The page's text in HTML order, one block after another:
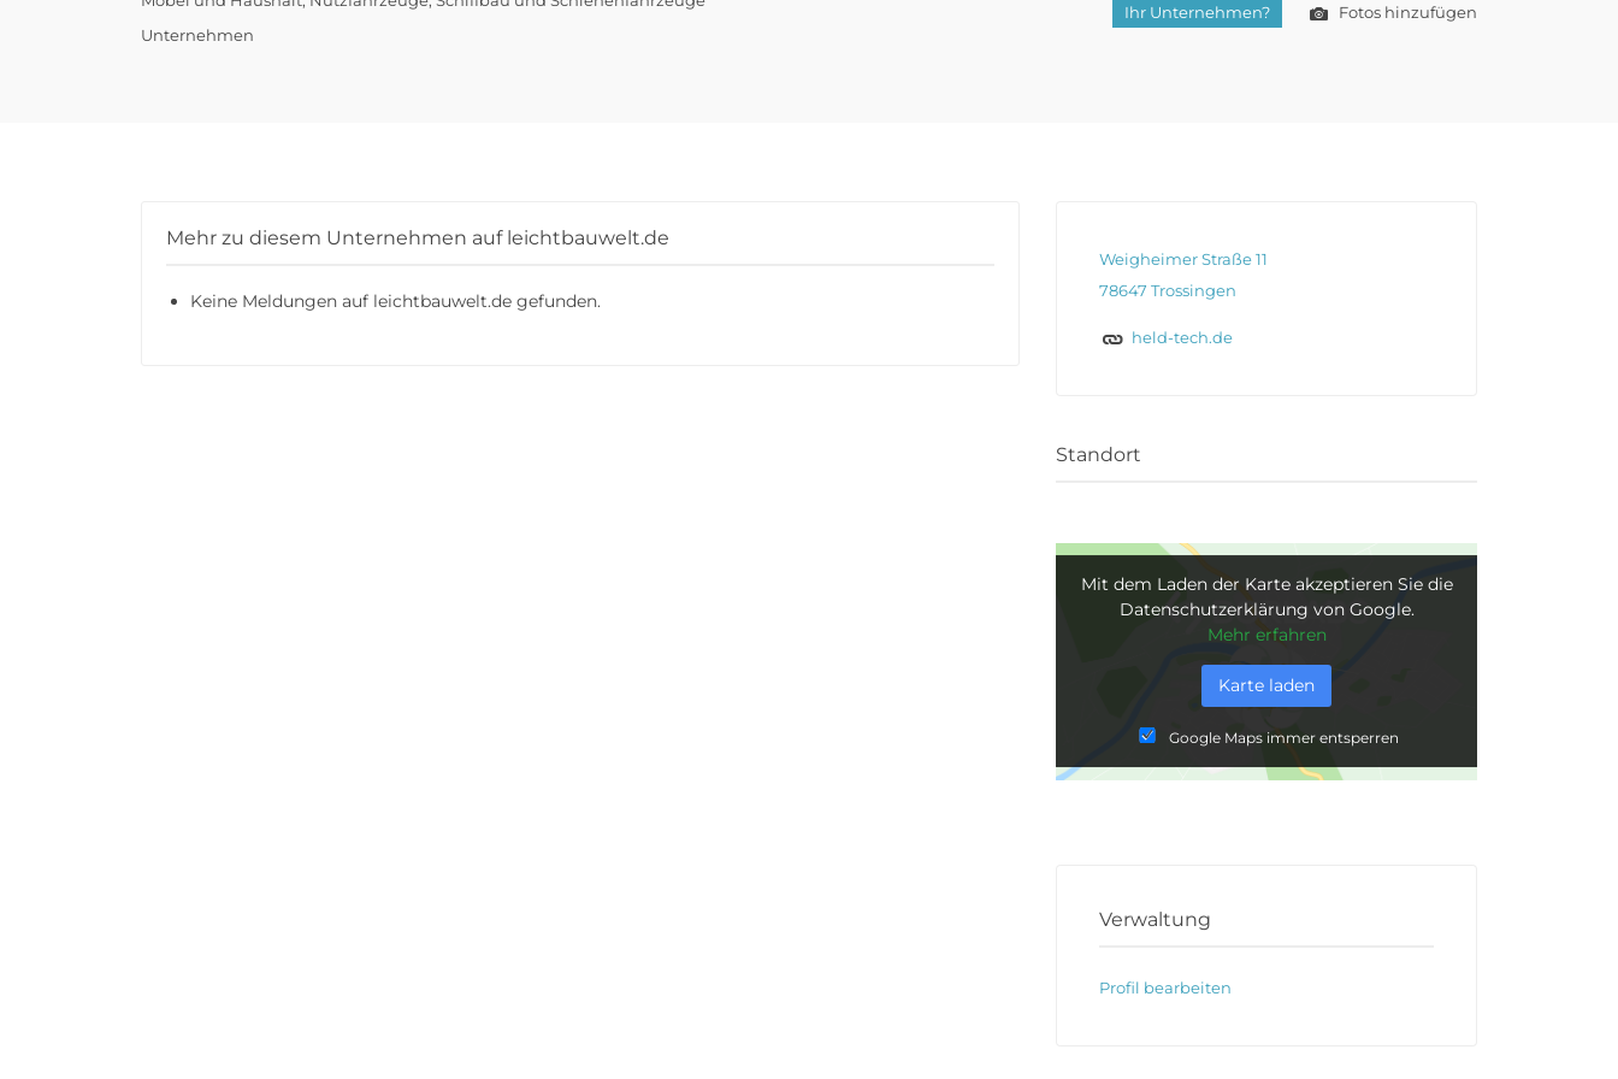
Unternehmen
Ihr Unternehmen? Fotos hinzufügen
Mehr zu diesem Unternehmen auf leichtbauwelt.de
Keine Meldungen auf leichtbauwelt.de gefunden.
Weigheimer Straße 11
78647 Trossingen
held-tech.de
Standort
Mit dem Laden der Karte akzeptieren Sie die
Datenschutzerklärung von Google.
Mehr erfahren
Karte laden
Google Maps immer entsperren
Verwaltung
Profil bearbeiten